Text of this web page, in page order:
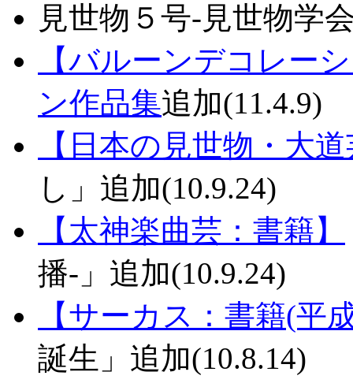
見世物５号-見世物学
【バルーンデコレー
ン作品集追加(11.4.9)
【日本の見世物・大
し」追加(10.9.24)
【太神楽曲芸：書籍】
播-」追加(10.9.24)
【サーカス：書籍(平
誕生」追加(10.8.14)